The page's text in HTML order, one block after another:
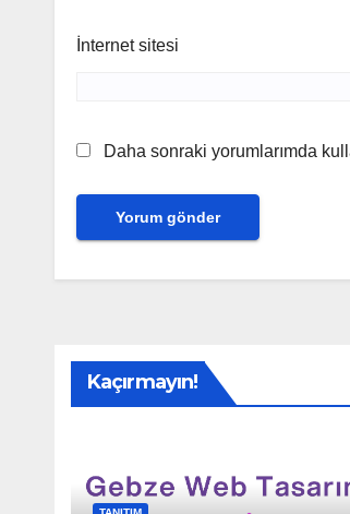
İnternet sitesi
Daha sonraki yorumlarımda
Kaçırmayın!